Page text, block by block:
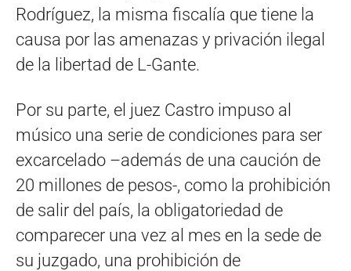
Rodríguez, la misma fiscalía que tiene la
causa por las amenazas y privación ilegal
de la libertad de L-Gante.
Por su parte, el juez Castro impuso al
músico una serie de condiciones para ser
excarcelado –además de una caución de
20 millones de pesos-, como la prohibición
de salir del país, la obligatoriedad de
comparecer una vez al mes en la sede de
su juzgado, una prohibición de